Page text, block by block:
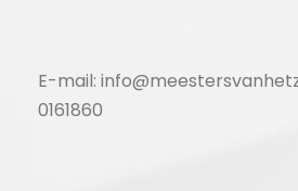
E-mail:
0161860